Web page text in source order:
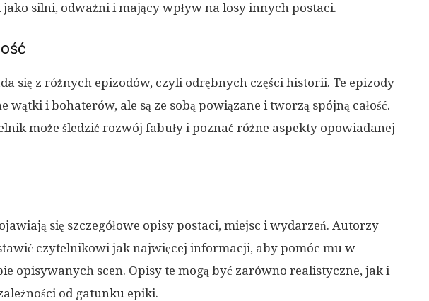
silni, odważni i mający wpływ na losy innych postaci.
się z różnych epizodów, czyli odrębnych części historii. Te epizody
wątki i bohaterów, ale są ze sobą powiązane i tworzą spójną całość.
może śledzić rozwój fabuły i poznać różne aspekty opowiadanej
się szczegółowe opisy postaci, miejsc i wydarzeń. Autorzy
czytelnikowi jak najwięcej informacji, aby pomóc mu w
opisywanych scen. Opisy te mogą być zarówno realistyczne, jak i
od gatunku epiki.